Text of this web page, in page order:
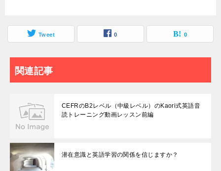
Tweet 0 0
関連記事
CEFRのB2レベル（中級レベル）のKaori式英語音
読トレーニング動画レッスン前編
潜在意識と英語学習の関係を信じますか？